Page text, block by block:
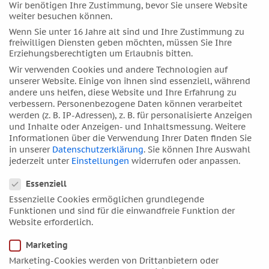
konstruktiv für ihr Leben nutzen können. Es gibt aktuell
12. Januar bereits ausgebucht ist.
In guter alter Blogtradition soll es aber auch wieder ein
Neujahrs-Gedicht geben. Es kommt dieses Mal von
Wilhelm Busch, verbunden mit guten Wünschen an alle
Leserinnen und Leser: Happy New Year 2024!
Wilhelm Buch Zu Neujahr
Will das Glück nach seinem Sinn
Dir was Gutes schenken,
Sage Dank und nimm es hin
Ohne viel Bedenken.
Jede Gabe sei begrüßt,
Doch vor allen Dingen:
Das, worum du dich bemühst,
Möge dir gelingen.
Wir benötigen Ihre Zustimmung, bevor Sie unsere Website
weiter besuchen können.
Wenn Sie unter 16 Jahre alt sind und Ihre Zustimmung zu
freiwilligen Diensten geben möchten, müssen Sie Ihre
Erziehungsberechtigten um Erlaubnis bitten.
Wir verwenden Cookies und andere Technologien auf
unserer Website. Einige von ihnen sind essenziell, während
andere uns helfen, diese Website und Ihre Erfahrung zu
verbessern. Personenbezogene Daten können verarbeitet
werden (z. B. IP-Adressen), z. B. für personalisierte Anzeigen
und Inhalte oder Anzeigen- und Inhaltsmessung. Weitere
Informationen über die Verwendung Ihrer Daten finden Sie
in unserer Datenschutzerklärung. Sie können Ihre Auswahl
jederzeit unter Einstellungen widerrufen oder anpassen.
Essenziell
Essenzielle Cookies ermöglichen grundlegende
Funktionen und sind für die einwandfreie Funktion der
Website erforderlich.
Marketing
Marketing-Cookies werden von Drittanbietern oder